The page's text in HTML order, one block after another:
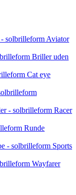
Aviator
Briller uden
Cat eye
Racer
Runde
Sports
Wayfarer